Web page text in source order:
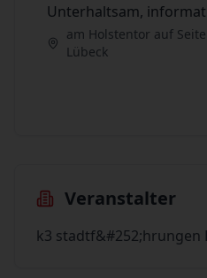
Unterhaltsam,
am Holstentor auf
Lübeck
Veranstalter
k3 stadtf&#252;hrungen